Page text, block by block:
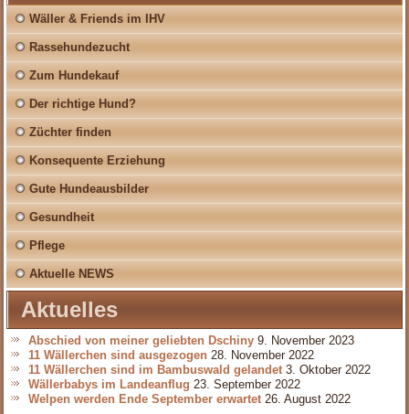
Wäller & Friends im IHV
Rassehundezucht
Zum Hundekauf
Der richtige Hund?
Züchter finden
Konsequente Erziehung
Gute Hundeausbilder
Gesundheit
Pflege
Aktuelle NEWS
Aktuelles
Abschied von meiner geliebten Dschiny 9. November 2023
11 Wällerchen sind ausgezogen 28. November 2022
11 Wällerchen sind im Bambuswald gelandet 3. Oktober 2022
Wällerbabys im Landeanflug 23. September 2022
Welpen werden Ende September erwartet 26. August 2022